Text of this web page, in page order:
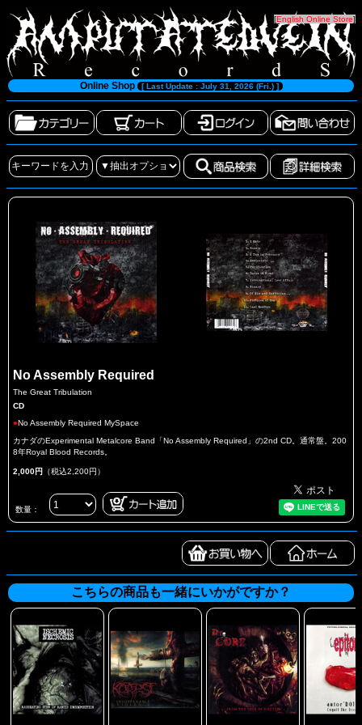
[English Online Store]
Online Shop [ Last Update : July 31, 2026 (Fri.) ]
No Assembly Required
The Great Tribulation
CD
●No Assembly Required MySpace
カナダのExperimental Metalcore Band「No Assembly Required」の2nd CD。通常盤。200
8年Royal Blood Records。
2,000円 （税込2,200円）
数量：
こちらの商品も一緒にいかがですか？